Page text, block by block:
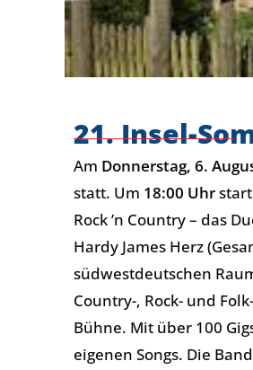
21. Insel-
Am Donnerstag, 6.
statt. Um 18:00 Uhr
Rock ’n Country – das
Hardy James Herz
südwestdeutschen
Country-, Rock- und
Bühne. Mit über 100
eigenen Songs. Die